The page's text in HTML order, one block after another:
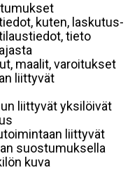
kuten, laskutus-
tieto
maalit, varoitukset
liittyvät
liittyvät yksilöivät
liittyvät
suostumuksella
kuva